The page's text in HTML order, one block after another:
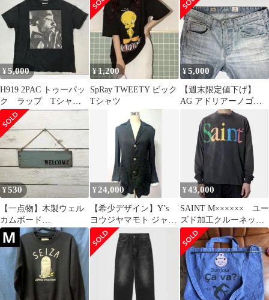
¥5,000
H919 2PAC トゥーパッ
ク ラップ Tシャ
ツ ビンテージ加工
ヴィンテージ
¥1,200
SpRay TWEETY ビック
Tシャツ
¥5,000
【週末限定値下げ】
AG アドリアーノゴー
ルドシュミット
DYLAN 31
¥530
【一点物】木製ウェル
カムボード
【lukoni#050】
¥ 24,000
【希少デザイン】Y’s
ヨウジヤマモト ジャケ
ット サイズ4 ビンテー
ジ加工
¥43,000
SAINT M×××××× ユー
ズド加工クルーネック
スウェット サイズL